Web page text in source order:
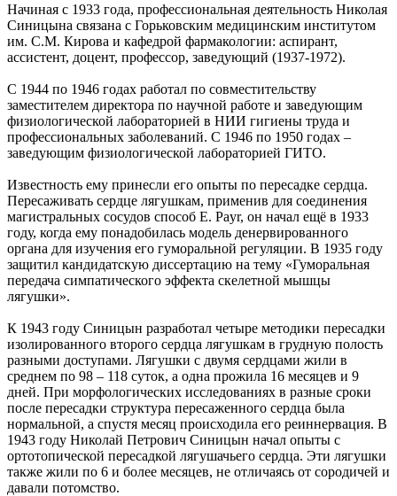
Начиная с 1933 года, профессиональная деятельность Николая
Синицына связана с Горьковским медицинским институтом
им. С.М. Кирова и кафедрой фармакологии: аспирант,
ассистент, доцент, профессор, заведующий (1937-1972).
С 1944 по 1946 годах работал по совместительству
заместителем директора по научной работе и заведующим
физиологической лабораторией в НИИ гигиены труда и
профессиональных заболеваний. С 1946 по 1950 годах –
заведующим физиологической лабораторией ГИТО.
Известность ему принесли его опыты по пересадке сердца.
Пересаживать сердце лягушкам, применив для соединения
магистральных сосудов способ Е. Payr, он начал ещё в 1933
году, когда ему понадобилась модель денервированного
органа для изучения его гуморальной регуляции. В 1935 году
защитил кандидатскую диссертацию на тему «Гуморальная
передача симпатического эффекта скелетной мышцы
лягушки».
К 1943 году Синицын разработал четыре методики пересадки
изолированного второго сердца лягушкам в грудную полость
разными доступами. Лягушки с двумя сердцами жили в
среднем по 98 – 118 суток, а одна прожила 16 месяцев и 9
дней. При морфологических исследованиях в разные сроки
после пересадки структура пересаженного сердца была
нормальной, а спустя месяц происходила его реиннервация. В
1943 году Николай Петрович Синицын начал опыты с
ортотопической пересадкой лягушачьего сердца. Эти лягушки
также жили по 6 и более месяцев, не отличаясь от сородичей и
давали потомство.